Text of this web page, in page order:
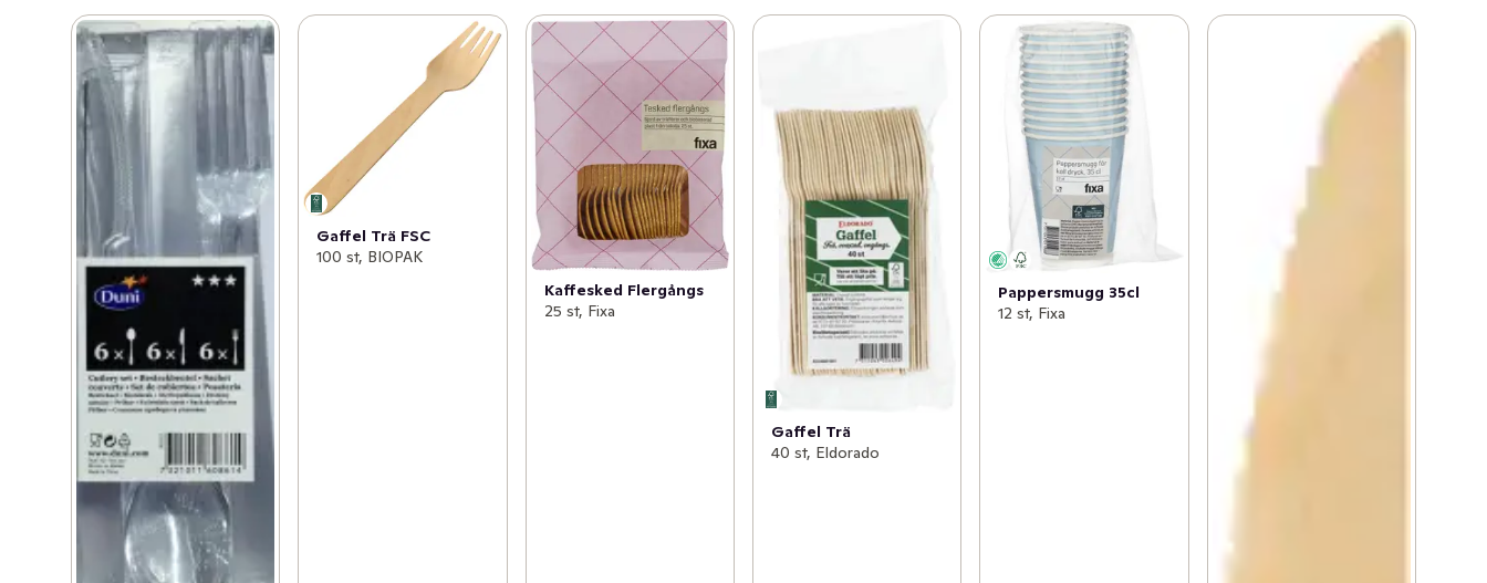
Gaffel Trä FSC
100 st, BIOPAK
Kaffesked Flergångs
25 st, Fixa
Gaffel Trä
40 st, Eldorado
Pappersmugg 35cl
12 st, Fixa